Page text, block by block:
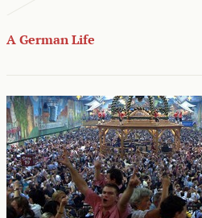
A German Life